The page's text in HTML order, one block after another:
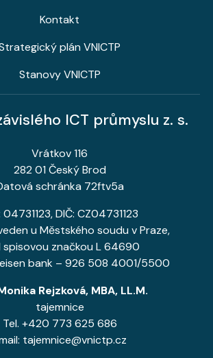
Kontakt
plán VNICTP
Stanovy VNICTP
ICT průmyslu z. s.
Vrátkov 116
282 01 Český Brod
schránka 72ftv5a
04731123, DIČ: CZ04731123
u Městského soudu v Praze,
značkou L 64690
bank – 926 508 4001/5500
Rejzková, MBA, LL.M.
tajemnice
Tel. +420 773 625 686
tajemnice@vnictp.cz